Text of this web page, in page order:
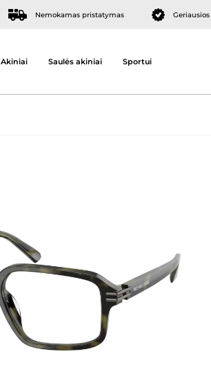
Nemokamas pristatymas
Akiniai Saulės akiniai Sportui